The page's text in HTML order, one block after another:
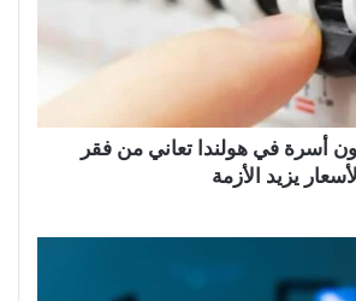
أسرة في هولندا تعاني من فقر
يزيد الأزمة